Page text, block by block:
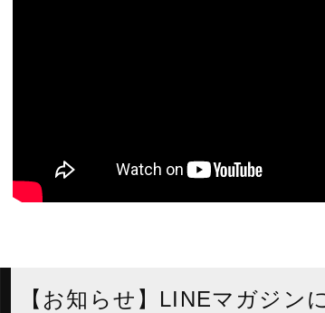
【お知らせ】LINEマガジン